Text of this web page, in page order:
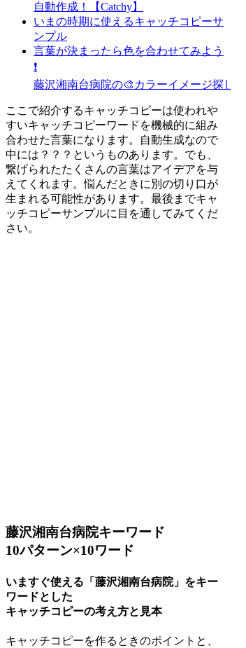
自動作成！【Catchy】
いまの時期に使えるキャッチコピーサ
ンプル
言葉が決まったら色を合わせてみよう
❗
藤沢湘南台病院の🎨カラーイメージ探し
ここで紹介するキャッチコピーは使われや
すいキャッチコピーワードを機械的に組み
合わせた言葉になります。自動生成なので
中には？？？というものあります。でも、
繋げられたたくさんの言葉はアイデアを与
えてくれます。悩んだときに別の切り口が
生まれる可能性があります。最後までキャ
ッチコピーサンプルに目を通してみてくだ
さい。
藤沢湘南台病院キーワード
10パターン×10ワード
いますぐ使える「藤沢湘南台病院」をキー
ワードとした
キャッチコピーの考え方と見本
キャッチコピーを作るときのポイントと、